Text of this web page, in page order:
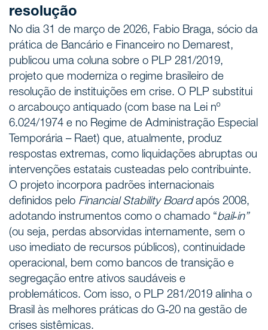
resolução
No dia 31 de março de 2026, Fabio Braga, sócio da
prática de Bancário e Financeiro no Demarest,
publicou uma coluna sobre o PLP 281/2019,
projeto que moderniza o regime brasileiro de
resolução de instituições em crise. O PLP substitui
o arcabouço antiquado (com base na Lei nº
6.024/1974 e no Regime de Administração Especial
Temporária – Raet) que, atualmente, produz
respostas extremas, como liquidações abruptas ou
intervenções estatais custeadas pelo contribuinte.
O projeto incorpora padrões internacionais
definidos pelo Financial Stability Boardapós 2008,
adotando instrumentos como o chamado “bail‑in”
(ou seja, perdas absorvidas internamente, sem o
uso imediato de recursos públicos), continuidade
operacional, bem como bancos de transição e
segregação entre ativos saudáveis e
problemáticos. Com isso, o PLP 281/2019 alinha o
Brasil às melhores práticas do G‑20 na gestão de
crises sistêmicas.